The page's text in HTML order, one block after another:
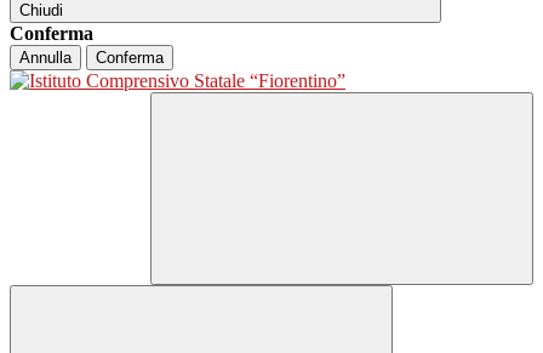
Chiudi
Conferma
Annulla Conferma